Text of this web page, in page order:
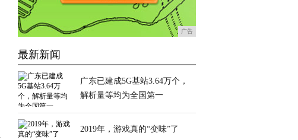
广告
最新新闻
广东已建成5G基站3.64万个，
解析量等均为全国第一
2019年，游戏真的“变味”了